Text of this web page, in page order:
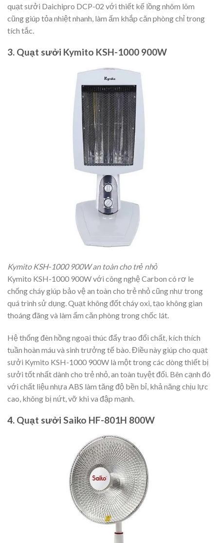
quạt sưởi Daichipro DCP-02 với thiết kế lồng nhôm lõm
cũng giúp tỏa nhiệt nhanh, làm ấm khắp căn phòng chỉ trong
tích tắc.
3. Quạt sưởi Kymito KSH-1000 900W
Kymito KSH-1000 900W an toàn cho trẻ nhỏ
Kymito KSH-1000 900W với công nghệ Carbon có rơ le
chống cháy giúp bảo vệ an toàn cho trẻ nhỏ cũng như trong
quá trình sử dụng. Quạt không đốt cháy oxi, tạo không gian
thoáng đãng và làm ấm căn phòng trong chốc lát.
Hệ thống đèn hồng ngoại thúc đẩy trao đổi chất, kích thích
tuần hoàn máu và sinh trưởng tế bào. Điều này giúp cho quạt
sưởi Kymito KSH-1000 900W là một trong các dòng thiết bị
sưởi tốt nhất dành cho trẻ nhỏ, an toàn tuyệt đối. Bên cạnh đó
với chất liệu nhựa ABS làm tăng độ bền bỉ, khả năng chịu lực
cao, không bị nứt, vỡ khi va đập mạnh.
4. Quạt sưởi Saiko HF-801H 800W